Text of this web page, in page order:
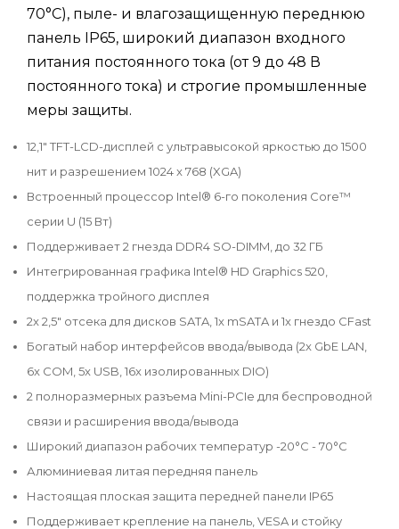
70°C), пыле- и влагозащищенную переднюю
панель IP65, широкий диапазон входного
питания постоянного тока (от 9 до 48 В
постоянного тока) и строгие промышленные
меры защиты.
12,1" TFT-LCD-дисплей с ультравысокой яркостью до 1500
нит и разрешением 1024 x 768 (XGA)
Встроенный процессор Intel® 6-го поколения Core™
серии U (15 Вт)
Поддерживает 2 гнезда DDR4 SO-DIMM, до 32 ГБ
Интегрированная графика Intel® HD Graphics 520,
поддержка тройного дисплея
2x 2,5" отсека для дисков SATA, 1x mSATA и 1x гнездо CFast
Богатый набор интерфейсов ввода/вывода (2x GbE LAN,
6x COM, 5x USB, 16x изолированных DIO)
2 полноразмерных разъема Mini-PCIe для беспроводной
связи и расширения ввода/вывода
Широкий диапазон рабочих температур -20°C - 70°C
Алюминиевая литая передняя панель
Настоящая плоская защита передней панели IP65
Поддерживает крепление на панель, VESA и стойку